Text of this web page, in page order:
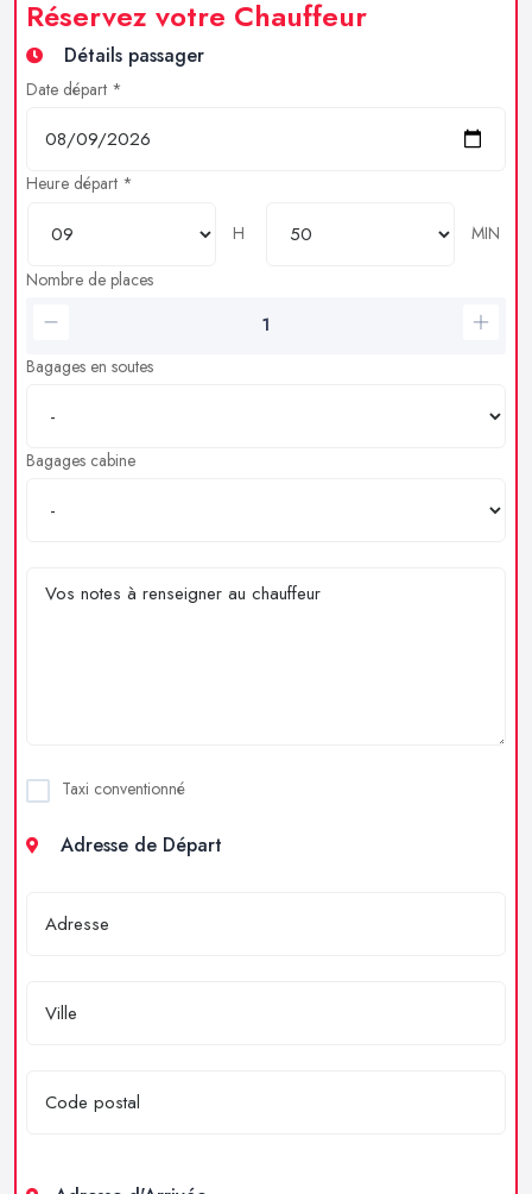
Réservez votre Chauffeur
Détails passager
Date départ *
Heure départ *
H
MIN
Nombre de places
Bagages en soutes
Bagages cabine
Taxi conventionné
Adresse de Départ